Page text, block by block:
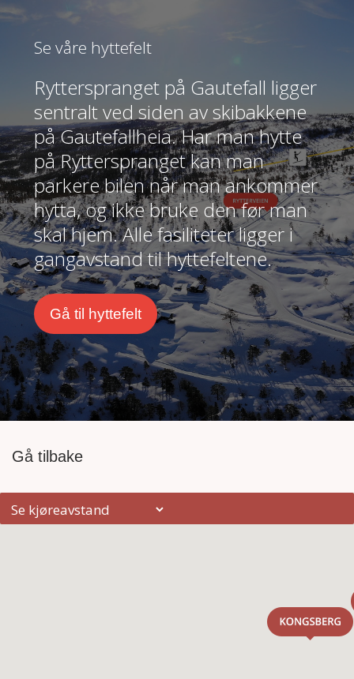
Se våre hyttefelt
Rytterspranget på Gautefall ligger
sentralt ved siden av skibakkene
på Gautefallheia. Har man hytte
på Rytterspranget kan man
parkere bilen når man ankommer
hytta, og ikke bruke den før man
skal hjem. Alle fasiliteter ligger i
gangavstand til hyttefeltene.
Gå til hyttefelt
Gå tilbake